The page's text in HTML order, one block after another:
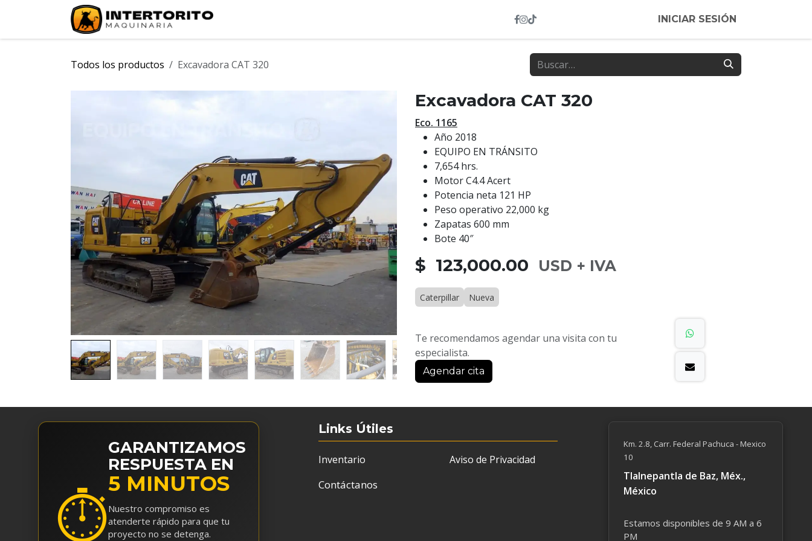
INICIAR SESIÓN
Todos los productos Excavadora CAT 320
Excavadora CAT 320
Eco. 1165
Año 2018
EQUIPO EN TRÁNSITO
7,654 hrs.
Motor C4.4 Acert
Potencia neta 121 HP
Peso operativo 22,000 kg
Zapatas 600 mm
Bote 40″
$ 123,000.00 USD + IVA
Caterpillar Nueva
Te recomendamos agendar una visita con tu
especialista.
Agendar cita
⏱
GARANTIZAMOS
RESPUESTA EN
5 MINUTOS
Nuestro compromiso es
atenderte rápido para que tu
proyecto no se detenga.
Links Útiles
Inventario
Contáctanos
Aviso de Privacidad
Km. 2.8, Carr. Federal Pachuca - Mexico
10
Tlalnepantla de Baz, Méx.,
México
Estamos disponibles de 9 AM a 6
PM